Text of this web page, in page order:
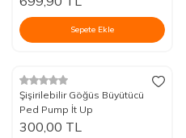
Sepete Ekle
Şişirilebilir Göğüs Büyütücü
Ped Pump İt Up
300,00 TL